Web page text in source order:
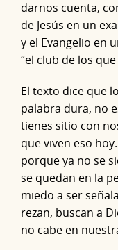
darnos cuenta,
de Jesús en un
y el Evangelio en
“el club de los
El texto dice que
palabra dura, no
tienes sitio con
que viven eso
porque ya no se
se quedan en la
miedo a ser
rezan, buscan a
no cabe en